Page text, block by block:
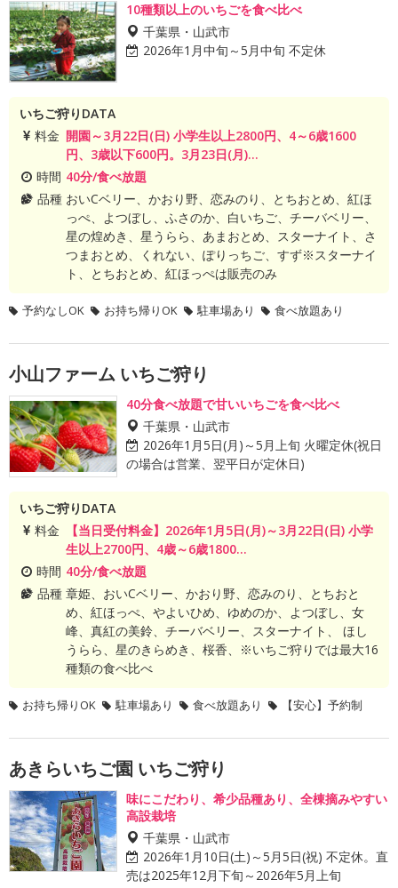
10種類以上のいちごを食べ比べ
千葉県・山武市
2026年1月中旬～5月中旬 不定休
いちご狩りDATA
料金 開園～3月22日(日) 小学生以上2800円、4～6歳1600
円、3歳以下600円。3月23日(月)...
時間 40分/食べ放題
品種 おいCベリー、かおり野、恋みのり、とちおとめ、紅ほ
っぺ、よつぼし、ふさのか、白いちご、チーバベリー、
星の煌めき、星うらら、あまおとめ、スターナイト、さ
つまおとめ、くれない、ぽりっちご、すず※スターナイ
ト、とちおとめ、紅ほっぺは販売のみ
予約なしOK お持ち帰りOK 駐車場あり 食べ放題あり
小山ファーム いちご狩り
40分食べ放題で甘いいちごを食べ比べ
千葉県・山武市
2026年1月5日(月)～5月上旬 火曜定休(祝日
の場合は営業、翌平日が定休日)
いちご狩りDATA
料金
【当日受付料金】2026年1月5日(月)～3月22日(日) 小学
生以上2700円、4歳～6歳1800...
時間 40分/食べ放題
品種 章姫、おいCベリー、かおり野、恋みのり、とちおと
め、紅ほっぺ、やよいひめ、ゆめのか、よつぼし、女
峰、真紅の美鈴、チーバベリー、スターナイト、 ほし
うらら、星のきらめき、桜香、※いちご狩りでは最大16
種類の食べ比べ
お持ち帰りOK 駐車場あり 食べ放題あり 【安心】予約制
あきらいちご園 いちご狩り
味にこだわり、希少品種あり、全棟摘みやすい
高設栽培
千葉県・山武市
2026年1月10日(土)～5月5日(祝) 不定休。直
売は2025年12月下旬～2026年5月上旬